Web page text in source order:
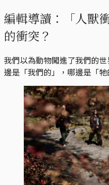
編輯導讀：「人獸
的衝突？
我們以為動物闖進了我們的
邊是「我們的」，哪邊是「牠